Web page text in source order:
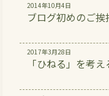
2014年10月4日
ブログ初めのご挨
2017年3月28日
「ひねる」を考え